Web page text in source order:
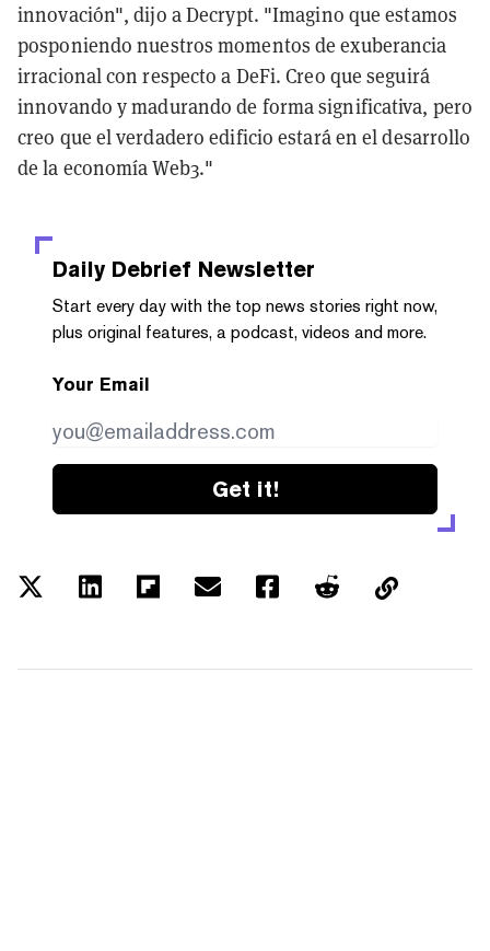
innovación", dijo a Decrypt. "Imagino que estamos
posponiendo nuestros momentos de exuberancia
irracional con respecto a DeFi. Creo que seguirá
innovando y madurando de forma significativa, pero
creo que el verdadero edificio estará en el desarrollo
de la economía Web3."
Daily Debrief Newsletter
Start every day with the top news stories right now,
plus original features, a podcast, videos and more.
Your Email
Get it!